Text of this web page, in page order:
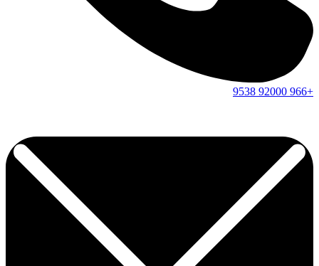
+966
92000
9538